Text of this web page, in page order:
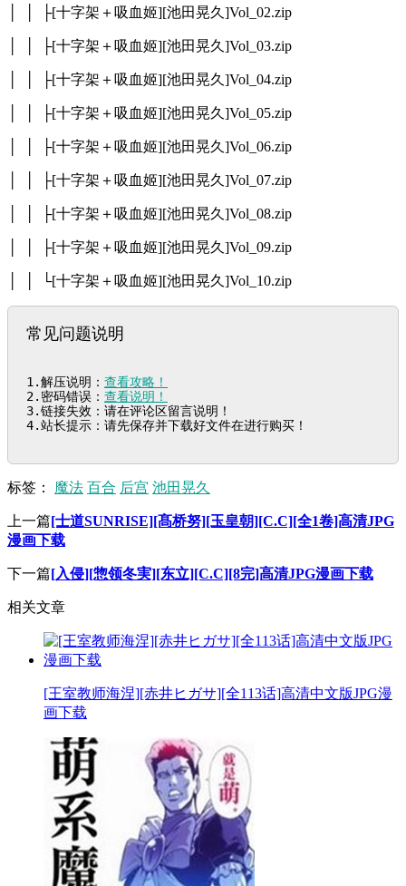
│ │ ├[十字架＋吸血姬][池田晃久]Vol_02.zip
│ │ ├[十字架＋吸血姬][池田晃久]Vol_03.zip
│ │ ├[十字架＋吸血姬][池田晃久]Vol_04.zip
│ │ ├[十字架＋吸血姬][池田晃久]Vol_05.zip
│ │ ├[十字架＋吸血姬][池田晃久]Vol_06.zip
│ │ ├[十字架＋吸血姬][池田晃久]Vol_07.zip
│ │ ├[十字架＋吸血姬][池田晃久]Vol_08.zip
│ │ ├[十字架＋吸血姬][池田晃久]Vol_09.zip
│ │ └[十字架＋吸血姬][池田晃久]Vol_10.zip
常见问题说明
1.解压说明： 查看攻略！
2.密码错误： 查看说明！
3.链接失效：请在评论区留言说明！
4.站长提示：请先保存并下载好文件在进行购买！
标签： 魔法 百合 后宫 池田晃久
上一篇[士道SUNRISE][髙桥努][玉皇朝][C.C][全1卷]高清JPG
漫画下载
下一篇[入侵][惣领冬実][东立][C.C][8完]高清JPG漫画下载
相关文章
[王室教师海涅][赤井ヒガサ][全113话]高清中文版JPG漫
画下载